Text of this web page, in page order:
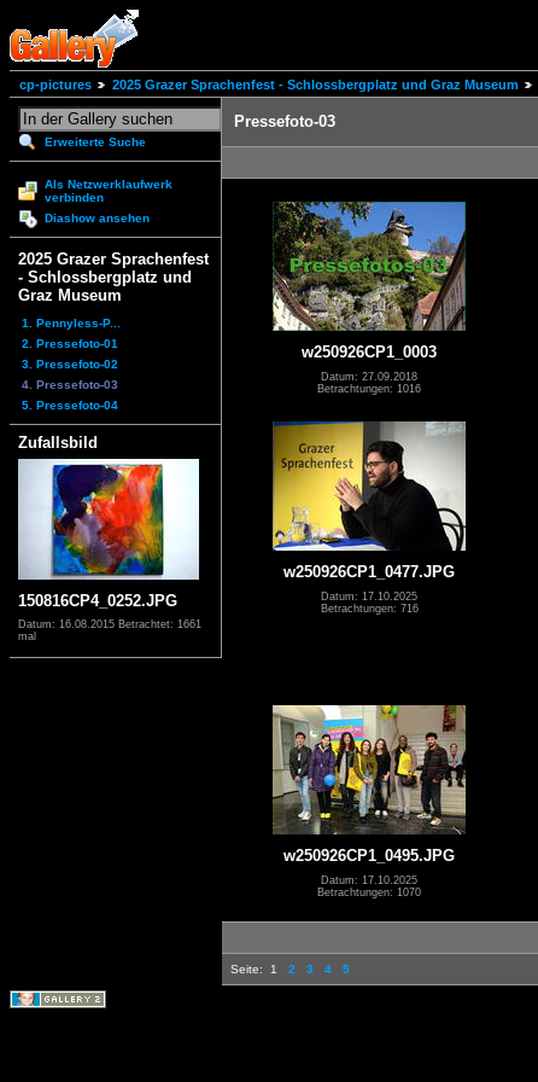
cp-pictures 2025 Grazer Sprachenfest - Schlossbergplatz und Graz Museum
Erweiterte Suche
Als Netzwerklaufwerk
verbinden
Diashow ansehen
2025 Grazer Sprachenfest
- Schlossbergplatz und
Graz Museum
1. Pennyless-P...
2. Pressefoto-01
3. Pressefoto-02
4. Pressefoto-03
5. Pressefoto-04
Zufallsbild
150816CP4_0252.JPG
Datum: 16.08.2015 Betrachtet: 1661
mal
Pressefoto-03
w250926CP1_0003
Datum: 27.09.2018
Betrachtungen: 1016
w250926CP1_0477.JPG
Datum: 17.10.2025
Betrachtungen: 716
w250926CP1_0495.JPG
Datum: 17.10.2025
Betrachtungen: 1070
Seite: 1 2 3 4 5